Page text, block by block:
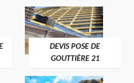
DEVIS POSE DE
GOUTTIÈRE 21